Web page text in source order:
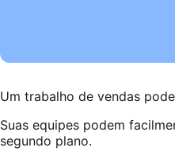
Um trabalho de vendas
Suas equipes podem
segundo plano.